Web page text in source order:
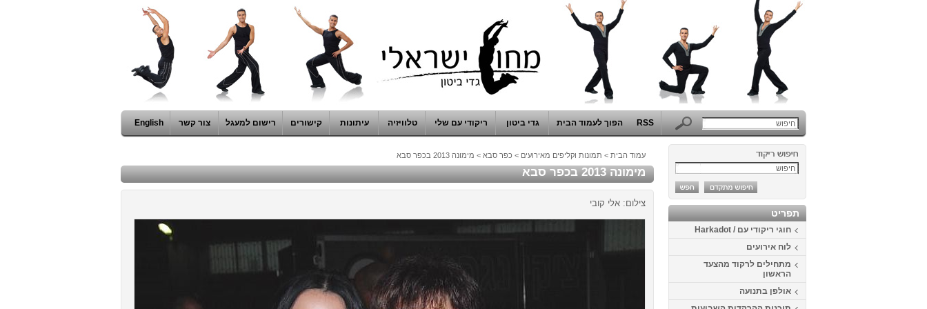
RSS הפוך לעמוד הבית גדי ביטון ריקודי עם שלי טלוויזיה עיתונות קישורים רישום למעגל צור קשר English
תפריט
חוגי ריקודי עם / Harkadot
לוח אירועים
מתחילים לרקוד מהצעד
הראשון
אולפן בתנועה
עמוד הבית > תמונות וקליפים מאירועים > כפר סבא > מימונה 2013 בכפר סבא
מימונה 2013 בכפר סבא
צילום: אלי קובי